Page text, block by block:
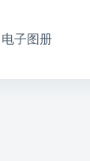
电子图册